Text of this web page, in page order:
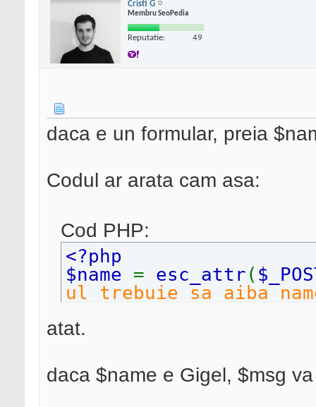
Cristi G
Membru SeoPedia
Reputatie: 49
daca e un formular, preia
Codul ar arata cam asa:
Cod PHP:
<?php
$name = esc_attr (
ul trebuie sa aiba
$name
atat.
daca $name e Gigel, $msg